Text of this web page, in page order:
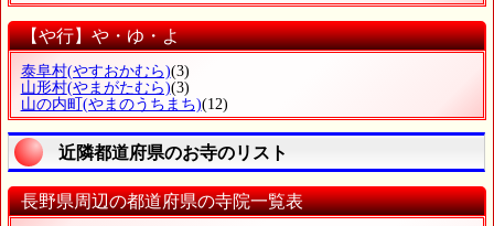
【や行】や・ゆ・よ
泰阜村(やすおかむら)(3)
山形村(やまがたむら)(3)
山の内町(やまのうちまち)(12)
近隣都道府県のお寺のリスト
長野県周辺の都道府県の寺院一覧表